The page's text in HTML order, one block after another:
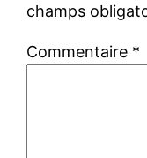
champs
Commentaire *